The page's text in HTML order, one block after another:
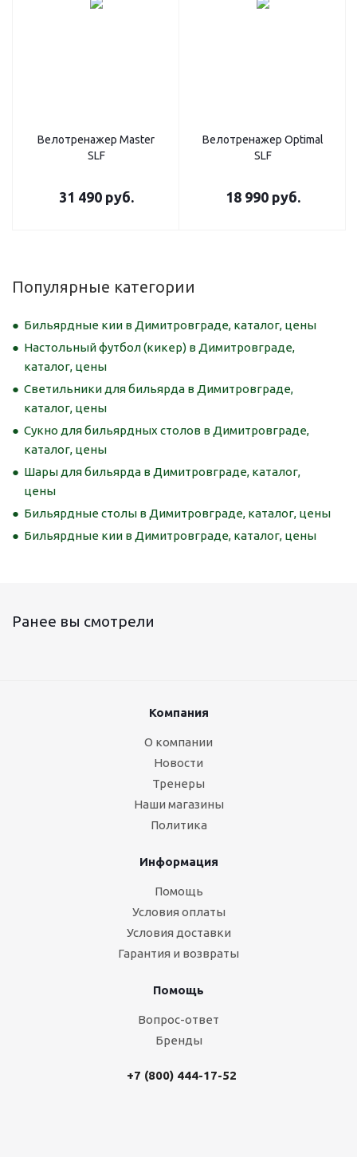
Велотренажер Master
SLF
31 490руб.
Велотренажер Optimal
SLF
18 990руб.
Популярные категории
Бильярдные кии в Димитровграде, каталог, цены
Настольный футбол (кикер) в Димитровграде,
каталог, цены
Светильники для бильярда в Димитровграде,
каталог, цены
Сукно для бильярдных столов в Димитровграде,
каталог, цены
Шары для бильярда в Димитровграде, каталог,
цены
Бильярдные столы в Димитровграде, каталог, цены
Бильярдные кии в Димитровграде, каталог, цены
Ранее вы смотрели
Компания
О компании
Новости
Тренеры
Наши магазины
Политика
Информация
Помощь
Условия оплаты
Условия доставки
Гарантия и возвраты
Помощь
Вопрос-ответ
Бренды
+7 (800) 444-17-52